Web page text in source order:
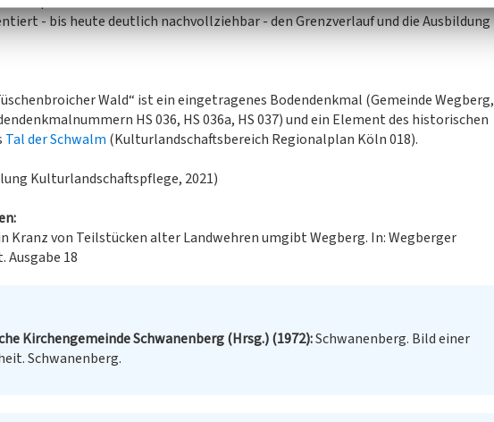
- bis heute deutlich nachvollziehbar - den Grenzverlauf und die Ausbildung
Wald“ ist ein eingetragenes Bodendenkmal (Gemeinde Wegberg,
HS 036, HS 036a, HS 037) und ein Element des historischen
Tal der Schwalm (Kulturlandschaftsbereich Regionalplan Köln 018).
Kulturlandschaftspflege, 2021)
Kranz von Teilstücken alter Landwehren umgibt Wegberg. In: Wegberger
Ausgabe 18
Kirchengemeinde Schwanenberg (Hrsg.) (1972) Schwanenberg. Bild einer
Schwanenberg.